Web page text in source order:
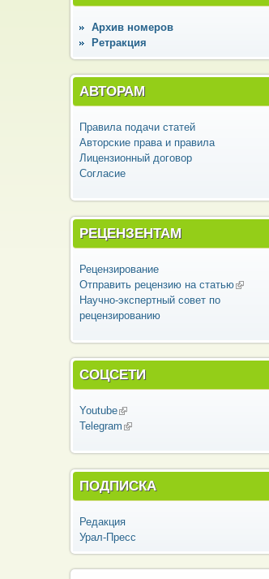
Архив номеров
Ретракция
АВТОРАМ
Правила подачи статей
Авторские права и правила
Лицензионный договор
Согласие
РЕЦЕНЗЕНТАМ
Рецензирование
Отправить рецензию на статью
Научно-экспертный совет по
рецензированию
СОЦСЕТИ
Youtube(внешняя ссылка)
Telegram (внешняя ссылка)
ПОДПИСКА
Редакция
Урал-Пресс